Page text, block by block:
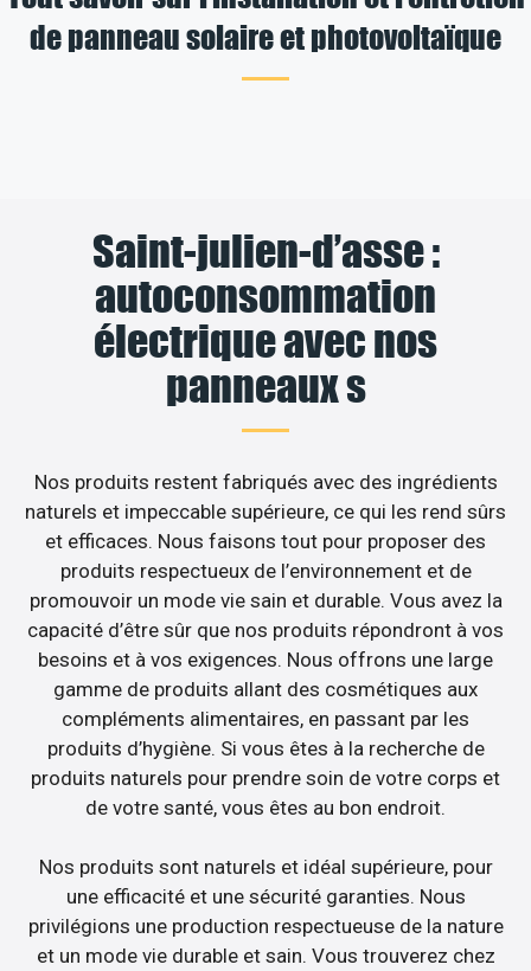
de panneau solaire et photovoltaïque
Saint-julien-d’asse :
autoconsommation
électrique avec nos
panneaux s
Nos produits restent fabriqués avec des ingrédients
naturels et impeccable supérieure, ce qui les rend sûrs
et efficaces. Nous faisons tout pour proposer des
produits respectueux de l’environnement et de
promouvoir un mode vie sain et durable. Vous avez la
capacité d’être sûr que nos produits répondront à vos
besoins et à vos exigences. Nous offrons une large
gamme de produits allant des cosmétiques aux
compléments alimentaires, en passant par les
produits d’hygiène. Si vous êtes à la recherche de
produits naturels pour prendre soin de votre corps et
de votre santé, vous êtes au bon endroit.
Nos produits sont naturels et idéal supérieure, pour
une efficacité et une sécurité garanties. Nous
privilégions une production respectueuse de la nature
et un mode vie durable et sain. Vous trouverez chez